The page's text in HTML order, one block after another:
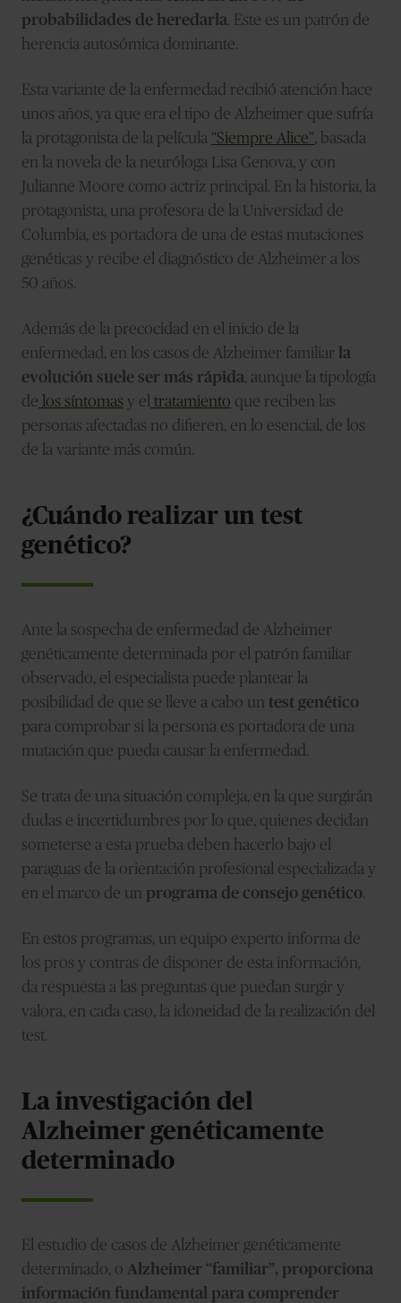
probabilidades de heredarla. Este es un patrón de
herencia autosómica dominante.
Esta variante de la enfermedad recibió atención hace
unos años, ya que era el tipo de Alzheimer que sufría
la protagonista de la película “Siempre Alice”, basada
en la novela de la neuróloga Lisa Genova, y con
Julianne Moore como actriz principal. En la historia, la
protagonista, una profesora de la Universidad de
Columbia, es portadora de una de estas mutaciones
genéticas y recibe el diagnóstico de Alzheimer a los
50 años.
Además de la precocidad en el inicio de la
enfermedad, en los casos de Alzheimer familiar
la
evolución suele ser más rápida, aunque la tipología
de los síntomas y el tratamiento que reciben las
personas afectadas no difieren, en lo esencial, de los
de la variante más común.
¿Cuándo realizar un test
genético?
Ante la sospecha de enfermedad de Alzheimer
genéticamente determinada por el patrón familiar
observado, el especialista puede plantear la
posibilidad de que se lleve a cabo un test genético
para comprobar si la persona es portadora de una
mutación que pueda causar la enfermedad.
Se trata de una situación compleja, en la que surgirán
dudas e incertidumbres por lo que, quienes decidan
someterse a esta prueba deben hacerlo bajo el
paraguas de la orientación profesional especializada y
en el marco de un programa de consejo genético.
En estos programas, un equipo experto informa de
los pros y contras de disponer de esta información,
da respuesta a las preguntas que puedan surgir y
valora, en cada caso, la idoneidad de la realización del
test.
La investigación del
Alzheimer genéticamente
determinado
El estudio de casos de Alzheimer genéticamente
determinado, o Alzheimer “familiar”, proporciona
información fundamental para comprender